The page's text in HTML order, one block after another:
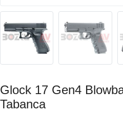
Glock 17 Gen4
Tabanca